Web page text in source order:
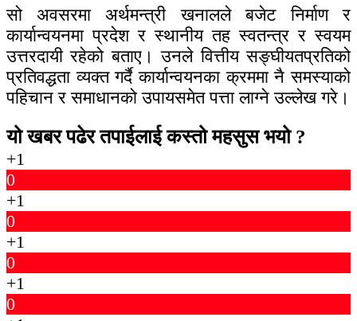
सो अवसरमा अर्थमन्त्री खनालले बजेट निर्माण र
कार्यान्वयनमा प्रदेश र स्थानीय तह स्वतन्त्र र स्वयम
उत्तरदायी रहेको बताए। उनले वित्तीय सङ्घीयतप्रतिको
प्रतिवद्धता व्यक्त गर्दै कार्यान्वयनका क्रममा नै समस्याको
पहिचान र समाधानको उपायसमेत पत्ता लाग्ने उल्लेख गरे।
यो खबर पढेर तपाईलाई कस्तो महसुस भयो ?
+1
0
+1
0
+1
0
+1
0